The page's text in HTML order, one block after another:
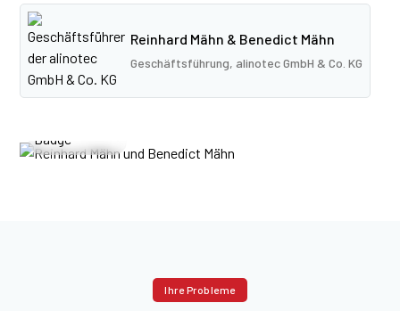
Reinhard Mähn & Benedict Mähn
Geschäftsführung, alinotec GmbH & Co. KG
Ihre Probleme